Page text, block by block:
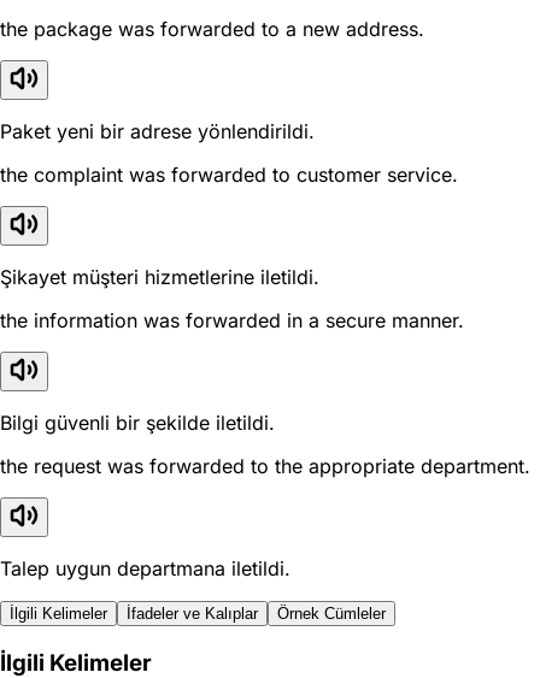
the package was forwarded to a new address.
Paket yeni bir adrese yönlendirildi.
the complaint was forwarded to customer service.
Şikayet müşteri hizmetlerine iletildi.
the information was forwarded in a secure manner.
Bilgi güvenli bir şekilde iletildi.
the request was forwarded to the appropriate department.
Talep uygun departmana iletildi.
İlgili Kelimeler İfadeler ve Kalıplar Örnek Cümleler
İlgili Kelimeler